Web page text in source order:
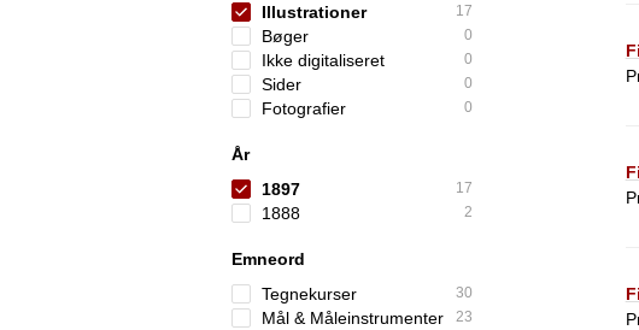
Illustrationer
17
Bøger 0
Ikke digitaliseret 0
Sider 0
Fotografier 0
År
1897
17
1888 2
Emneord
Tegnekurser
30
Mål & Måleinstrumenter 23